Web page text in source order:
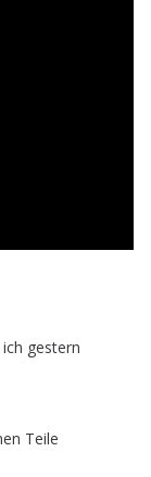
ich gestern
Teile